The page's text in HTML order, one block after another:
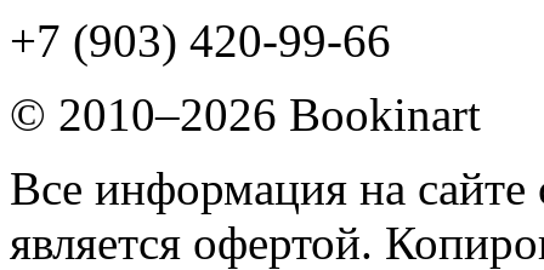
+7 (903) 420-99-66
© 2010–2026 Bookinart
Все информация на
является офертой.